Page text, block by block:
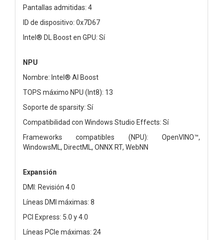
Pantallas admitidas: 4
ID de dispositivo: 0x7D67
Intel® DL Boost en GPU: Sí
NPU
Nombre: Intel® AI Boost
TOPS máximo NPU (Int8): 13
Soporte de sparsity: Sí
Compatibilidad con Windows Studio Effects: Sí
Frameworks compatibles (NPU): OpenVINO™,
WindowsML, DirectML, ONNX RT, WebNN
Expansión
DMI: Revisión 4.0
Líneas DMI máximas: 8
PCI Express: 5.0 y 4.0
Líneas PCIe máximas: 24